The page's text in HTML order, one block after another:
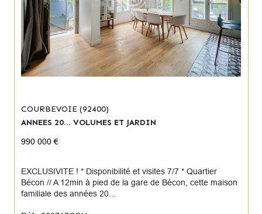
COURBEVOIE (92400)
ANNEES 20... VOLUMES ET JARDIN
990 000 €
EXCLUSIVITE ! * Disponibilité et visites 7/7 * Quartier
Bécon // A 12min à pied de la gare de Bécon, cette maison
familiale des années 20...